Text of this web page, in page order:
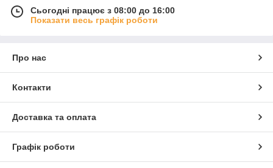
Сьогодні працює з 08:00 до 16:00
Показати весь графік роботи
Про нас
Контакти
Доставка та оплата
Графік роботи